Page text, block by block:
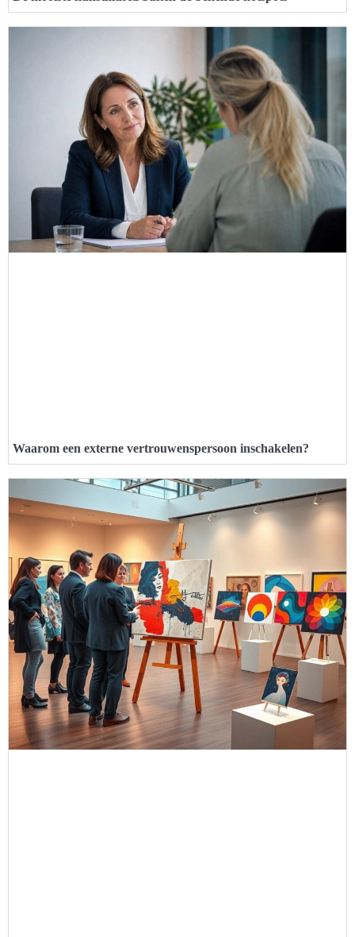
Waarom een externe vertrouwenspersoon inschakelen?